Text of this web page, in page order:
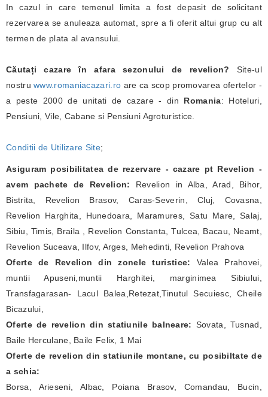
In cazul in care temenul limita a fost depasit de solicitant
rezervarea se anuleaza automat, spre a fi oferit altui grup cu alt
termen de plata al avansului.
Căutați cazare în afara sezonului de revelion? Site-ul
nostruwww.romaniacazari.ro are ca scop promovarea ofertelor -
a peste 2000 de unitati de cazare - din Romania: Hoteluri,
Pensiuni, Vile, Cabane si Pensiuni Agroturistice.
Conditii de Utilizare Site;
Asiguram posibilitatea de rezervare - cazare pt Revelion -
avem pachete de Revelion: Revelion in Alba, Arad, Bihor,
Bistrita, Revelion Brasov, Caras-Severin, Cluj, Covasna,
Revelion Harghita, Hunedoara, Maramures, Satu Mare, Salaj,
Sibiu, Timis, Braila , Revelion Constanta, Tulcea, Bacau, Neamt,
Revelion Suceava, Ilfov, Arges, Mehedinti, Revelion Prahova
Oferte de Revelion din zonele turistice: Valea Prahovei,
muntii Apuseni,muntii Harghitei, marginimea Sibiului,
Transfagarasan- Lacul Balea,Retezat,Tinutul Secuiesc, Cheile
Bicazului,
Oferte de revelion din statiunile balneare: Sovata, Tusnad,
Baile Herculane, Baile Felix, 1 Mai
Oferte de revelion din statiunile montane, cu posibiltate de
a schia:
Borsa, Arieseni, Albac, Poiana Brasov, Comandau, Bucin,